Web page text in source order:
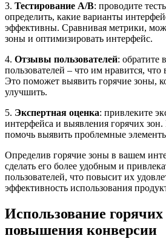
3. Тестирование A/B: проводите
определить, какие варианты
эффективны. Сравнивая метрики,
зоны и оптимизировать интерфейс.
4. Отзывы пользователей: обратите
пользователей – что им нравится,
Это поможет выявить горячие зоны,
улучшить.
5. Экспертная оценка: привлеките
интерфейса и выявления горячих
помочь выявить проблемные
Определив горячие зоны в вашем
сделать его более удобным и
пользователей, что повысит их
эффективность использования
Использование горячих
повышения конверсии